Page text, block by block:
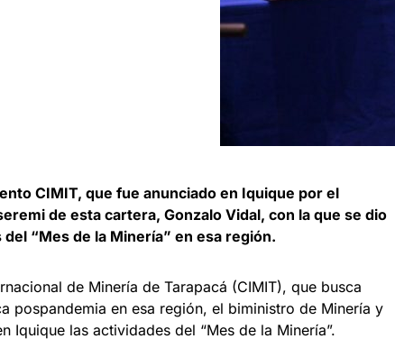
CIMIT, que fue anunciado en Iquique por el
de esta cartera, Gonzalo Vidal, con la que se dio
“Mes de la Minería” en esa región.
de Minería de Tarapacá (CIMIT), que busca
pospandemia en esa región, el biministro de Minería y
Iquique las actividades del “Mes de la Minería”.